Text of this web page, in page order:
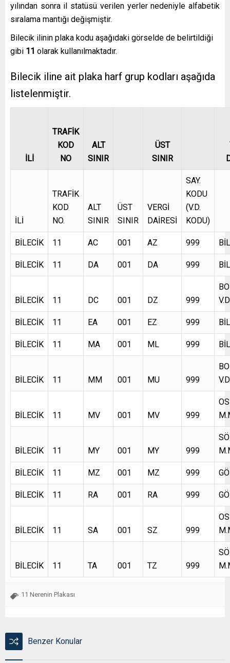
yılından sonra il statüsü verilen yerler nedeniyle alfabetik
sıralama mantığı değişmiştir.
Bilecik ilinin plaka kodu aşağıdaki görselde de belirtildiği
gibi 11 olarak kullanılmaktadır.
Bilecik iline ait plaka harf grup kodları aşağıda
listelenmiştir.
İLİ
TRAFİK
KOD
NO
ALT
SINIR
ÜST
SINIR
İLİ
TRAFİK
KOD
NO.
ALT
SINIR
ÜST
SINIR
VERGİ
DAİRESİ
SAY.
KODU
(V.D.
KODU)
BİLECİK 11 AC 001 AZ 999
BİLECİK 11 DA 001 DA 999
BİLECİK 11 DC 001 DZ 999
BİLECİK 11 EA 001 EZ 999
BİLECİK 11 MA 001 ML 999
BİLECİK 11 MM 001 MU 999
BİLECİK 11 MV 001 MV 999
BİLECİK 11 MY 001 MY 999
BİLECİK 11 MZ 001 MZ 999
BİLECİK 11 RA 001 RA 999
BİLECİK 11 SA 001 SZ 999
BİLECİK 11 TA 001 TZ 999
11 Nerenin Plakası
Benzer Konular